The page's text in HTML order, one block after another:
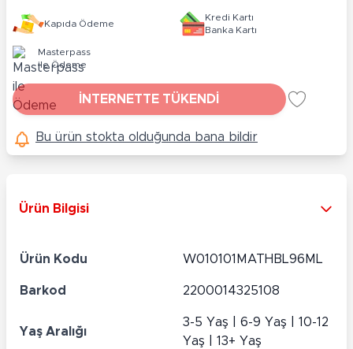
Kapıda Ödeme
Kredi Kartı
Banka Kartı
Masterpass
ile Ödeme
İNTERNETTE TÜKENDİ
Bu ürün stokta olduğunda bana bildir
Ürün Bilgisi
Ürün Kodu W010101MATHBL96ML
Barkod 2200014325108
Yaş Aralığı
3-5 Yaş | 6-9 Yaş | 10-12
Yaş | 13+ Yaş